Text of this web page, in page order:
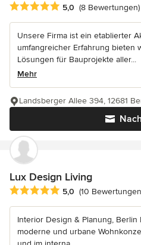
Durchschnittliche Bewertung: 5
5,0 (8 Bewertungen)
Unsere Firma ist ein etablierter
umfangreicher Erfahrung bieten
Lösungen für Bauprojekte aller...
Mehr
Landsberger Allee 394, 12681
Lux Design Living
Durchschnittliche Bewertung: 5
5,0 (10
Interior Design & Planung,
moderne und urbane